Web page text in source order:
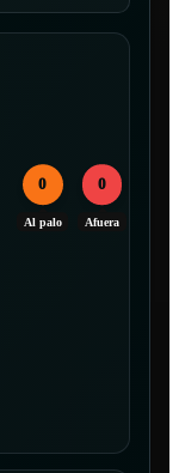
0
Al palo
0
Afuera